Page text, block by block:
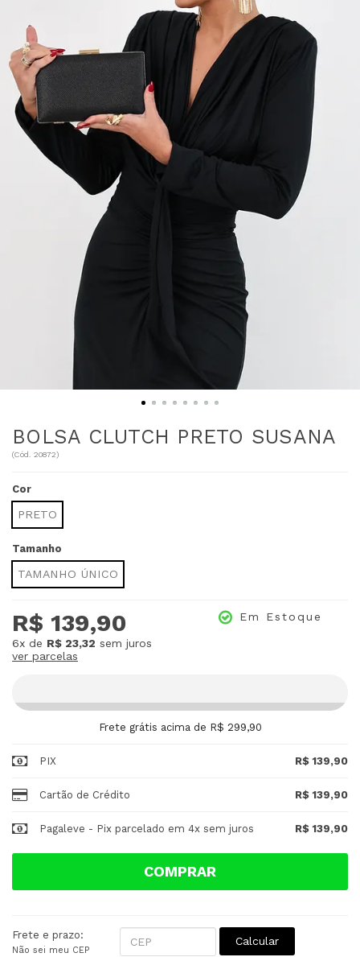
BOLSA CLUTCH PRETO SUSANA
(Cód. 20872)
Cor
PRETO
Tamanho
TAMANHO ÚNICO
R$ 139,90
6x de R$ 23,32 sem juros
ver parcelas
Em Estoque
Frete grátis acima de R$ 299,90
PIX R$ 139,90
Cartão de Crédito R$ 139,90
Pagaleve - Pix parcelado em 4x sem juros R$ 139,90
COMPRAR
Frete e prazo:
Não sei meu CEP
Calcular